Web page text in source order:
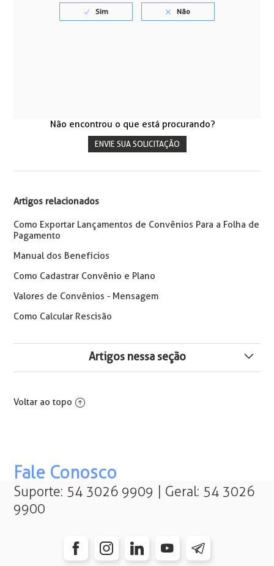
Não encontrou o que está procurando?
ENVIE SUA SOLICITAÇÃO
Artigos relacionados
Como Exportar Lançamentos de Convênios Para a Folha de
Pagamento
Manual dos Benefícios
Como Cadastrar Convênio e Plano
Valores de Convênios - Mensagem
Como Calcular Rescisão
Artigos nessa seção
Como Não considerar a Taxa de Inscrição de Convênios
na DIRF
Como Trocar Coletivamente de Plano
Suspensão da Aplicação dos Reajustes de Planos de
Voltar ao topo
Fale Conosco
Suporte: 54 3026 9909 | Geral: 54 3026
9900